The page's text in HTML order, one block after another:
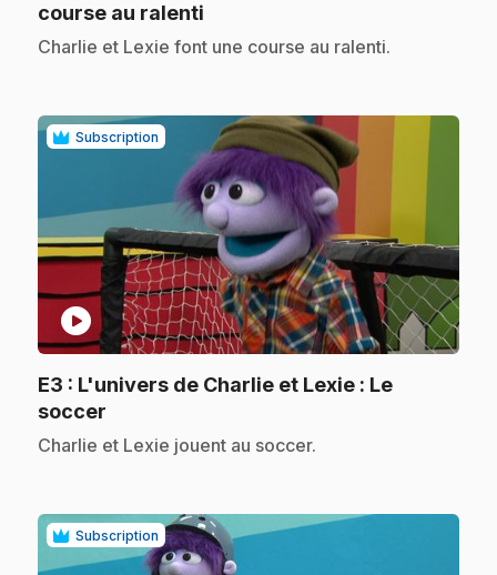
course au ralenti
.Charlie et Lexie font une course au ralenti.
Subscription
play_circle
E3 : L'univers de Charlie et Lexie : Le
soccer
.Charlie et Lexie jouent au soccer.
Subscription